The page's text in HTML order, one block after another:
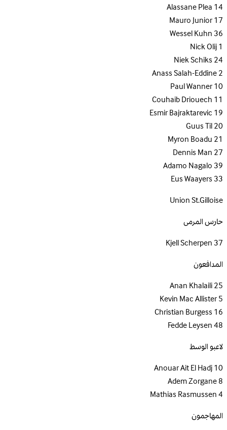
14
Alassane Plea
17
Mauro Junior
36
Wessel Kuhn
1
Nick Olij
24
Niek Schiks
2
Anass Salah-Eddine
10
Paul Wanner
11
Couhaib Driouech
19
Esmir Bajraktarevic
20
Guus Til
21
Myron Boadu
27
Dennis Man
39
Adamo Nagalo
33
Eus Waayers
Union St.Gilloise
حارس المرمى
37
Kjell Scherpen
المدافعون
25
Anan Khalaili
5
Kevin Mac Allister
16
Christian Burgess
48
Fedde Leysen
لاعبو الوسط
10
Anouar Ait El Hadj
8
Adem Zorgane
4
Mathias Rasmussen
المهاجمون